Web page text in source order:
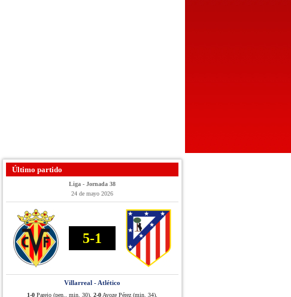
Último partido
Liga - Jornada 38
24 de mayo 2026
5-1
Villarreal - Atlético
1-0 Parejo (pen., min. 30), 2-0 Ayoze Pérez (min. 34),